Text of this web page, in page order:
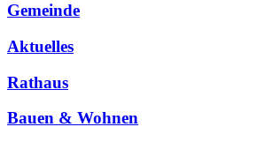
Gemeinde
Aktuelles
Rathaus
Bauen & Wohnen